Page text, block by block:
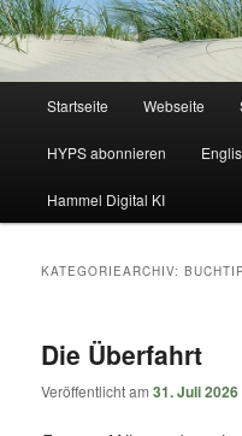
Zum
primären
Inhalt
springen
Zum
sekundären
Inhalt
springen
Startseite Webseite
HYPS abonnieren
Hammel Digital KI
KATEGORIEARCHIV:
Die Überfahrt
Veröffentlicht am31. Juli 2026